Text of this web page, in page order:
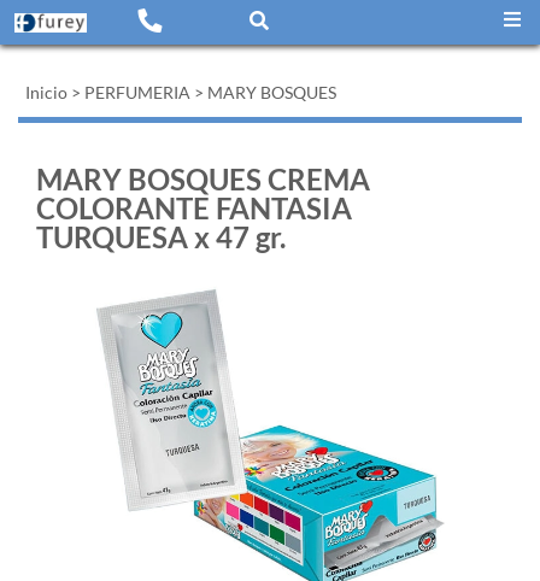
Inicio > PERFUMERIA > MARY BOSQUES
MARY BOSQUES CREMA
COLORANTE FANTASIA
TURQUESA x 47 gr.